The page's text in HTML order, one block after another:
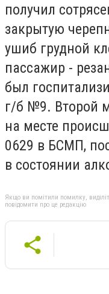
получил
закрытую
ушиб грудной
пассажир -
был
г/б №9. Второй
на месте
0629 в БСМП,
в состоянии
Якщо ви помітили помилку,
повідомити про це редакцію